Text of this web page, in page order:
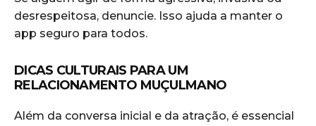
desrespeitosa, denuncie. Isso ajuda a manter o
app seguro para todos.
DICAS CULTURAIS PARA UM
RELACIONAMENTO MUÇULMANO
Além da conversa inicial e da atração, é essencial